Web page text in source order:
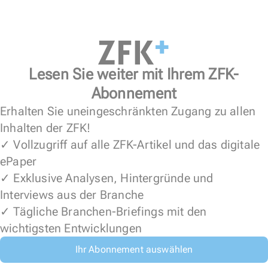
Lesen Sie weiter mit Ihrem ZFK-
Abonnement
Erhalten Sie uneingeschränkten Zugang zu allen
Inhalten der ZFK!
✓ Vollzugriff auf alle ZFK-Artikel und das digitale
ePaper
✓ Exklusive Analysen, Hintergründe und
Interviews aus der Branche
✓ Tägliche Branchen-Briefings mit den
wichtigsten Entwicklungen
Ihr Abonnement auswählen